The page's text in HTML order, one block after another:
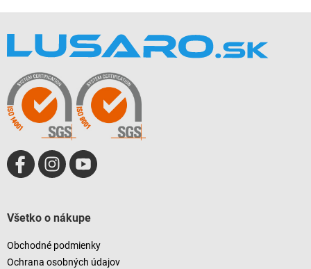
Všetko o nákupe
Obchodné podmienky
Ochrana osobných údajov